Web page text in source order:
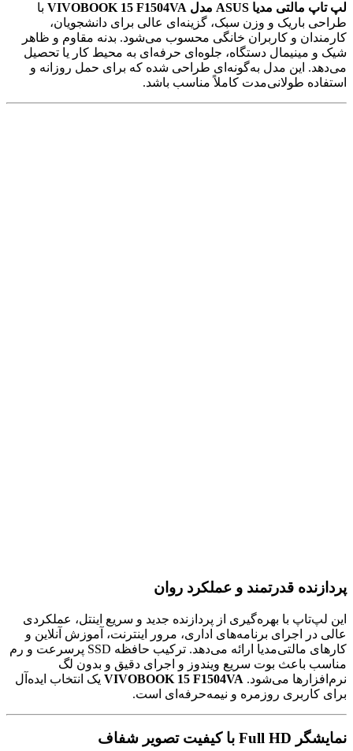
لپ تاپ مالتی مدیا ASUS مدل VIVOBOOK 15 F1504VA
با
طراحی باریک و وزن سبک، گزینه‌ای عالی برای دانشجویان،
کارمندان و کاربران خانگی محسوب می‌شود. بدنه مقاوم و ظاهر
شیک و مینیمال دستگاه، جلوه‌ای حرفه‌ای به محیط کار یا تحصیل
می‌دهد. این مدل به‌گونه‌ای طراحی شده که برای حمل روزانه و
استفاده طولانی‌مدت کاملاً مناسب باشد.
پردازنده قدرتمند و عملکرد روان
این لپ‌تاپ با بهره‌گیری از پردازنده جدید و سریع اینتل، عملکردی
عالی در اجرای برنامه‌های اداری، مرور اینترنت، آموزش آنلاین و
کارهای مالتی‌مدیا ارائه می‌دهد. ترکیب حافظه SSD پرسرعت و رم
مناسب باعث بوت سریع ویندوز و اجرای دقیق و بدون لگ
نرم‌افزارها می‌شود. VIVOBOOK 15 F1504VA یک انتخاب ایده‌آل
برای کاربری روزمره و نیمه‌حرفه‌ای است.
نمایشگر Full HD با کیفیت تصویر شفاف